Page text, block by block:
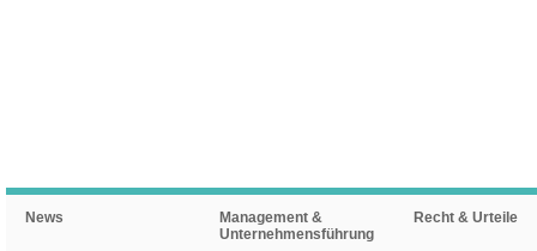
News
Management &
Unternehmensführung
Recht & Urteile